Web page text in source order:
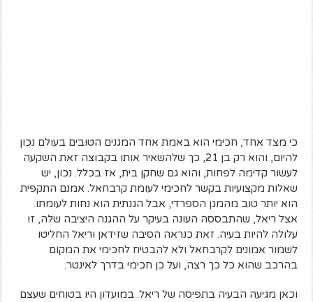
כי מצד אחד, חכימי הוא באמת אחד המגנים הטובים בעולם נכון
להיום, והוא רק בן 21, כך שלהשאיר אותו בקבוצה זאת השקעה
לעשור קדימה לפחות, והוא גם שחקן בית, אז בכלל. נכון, יש
שאלות מקצועיות בקשר לחכימי לעומת קרבחאל. אמנם התקפית
הוא יותר טוב מהמגן הספרדי, אבל הגנתית הוא נחות לעומתו.
אצל ריאל, שהתבססה העונה בעיקר על ההגנה היציבה שלה, זו
עלולה להיות בעיה. זאת כנראה הסיבה שזידאן וריאל החליטו
לשמור אמונים לקרבחאל ולא להבטיח לחכימי את המקום
בהרכב שהוא כל כך רצה, ועל כן חכימי בדרך לאינטר.
וכאן מגיעה הבעיה בתפיסה של ריאל. במועדון היו בטוחים שעצם